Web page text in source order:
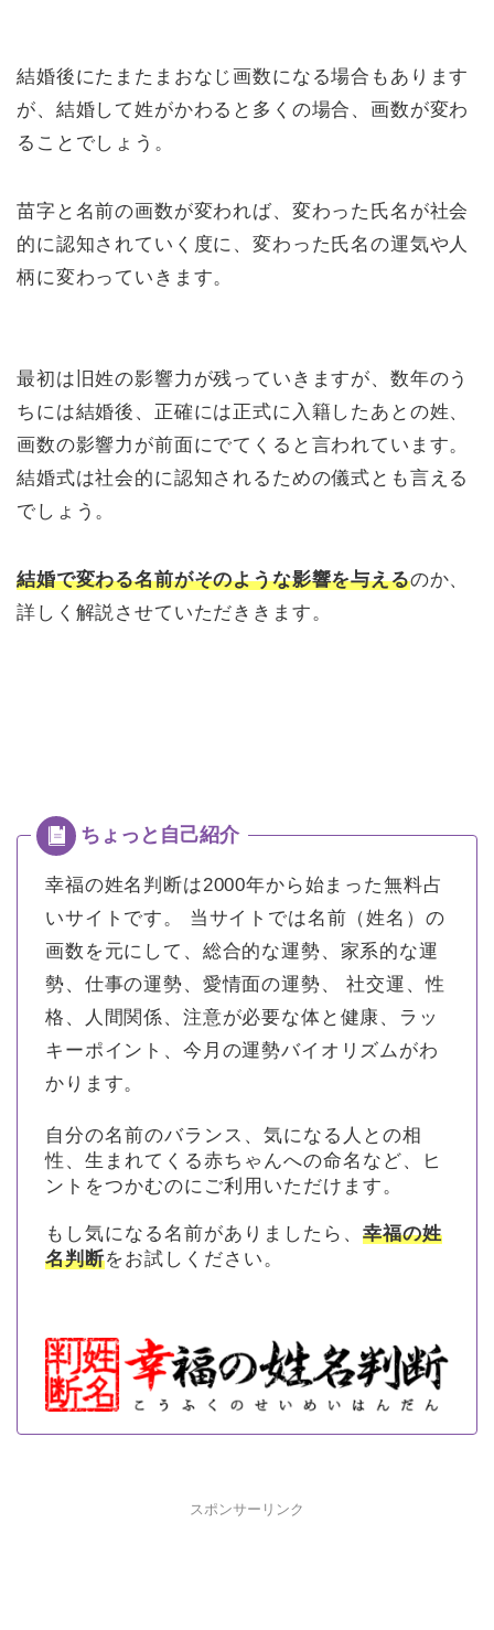
結婚後にたまたまおなじ画数になる場合もあります
が、結婚して姓がかわると 多くの場合、画数が変わ
ることでしょう。
苗字と名前の画数が変われば、変わった氏名が社会
的に認知されていく度に、変わった氏名の運気や人
柄に変わっていきます。
最初は旧姓の影響力が残っていきますが、数年のう
ちには結婚後、正確には正式に入籍したあとの姓、
画数の影響力が前面にでてくると言われています。
結婚式は社会的に認知されるための儀式とも言える
でしょう。
結婚で変わる名前がそのような影響を与えるのか、
詳しく解説させていただききます。
幸福の姓名判断は2000年から始まった無料占
いサイトです。
当サイトでは名前（姓名）の
画数を元にして、総合的な運勢、家系的な運
勢、仕事の運勢、愛情面の運勢、 社交運、性
格、人間関係、注意が必要な体と健康、ラッ
キーポイント、今月の運勢バイオリズムがわ
かります。
自分の名前のバランス、気になる人との相
性、生まれてくる赤ちゃんへの命名など、ヒ
ントをつかむのにご利用いただけます。
もし気になる名前がありましたら、 幸福の姓
名判断をお試しください。
スポンサーリンク